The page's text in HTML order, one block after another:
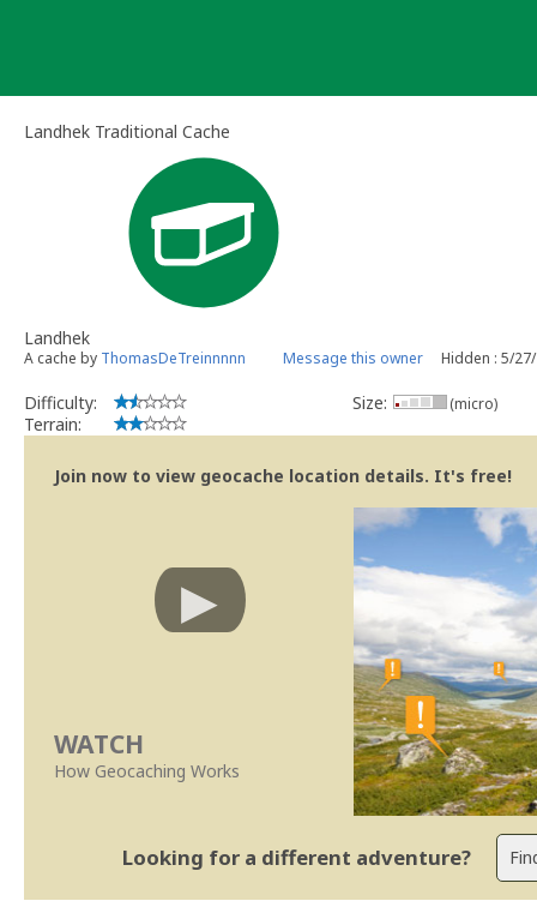
Landhek Traditional Cache
Landhek
A cache by ThomasDeTreinnnnn Message this owner Hidden : 5/
Difficulty:
Terrain:
Size: (micro)
Join now to view geocache location details. It's free!
WATCH
How Geocaching Works
Looking for a different adventure?